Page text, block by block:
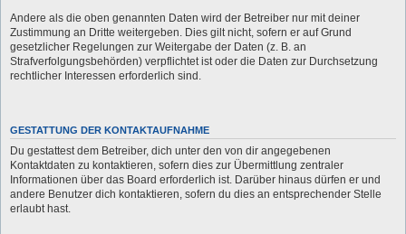
Andere als die oben genannten Daten wird der Betreiber nur mit deiner
Zustimmung an Dritte weitergeben. Dies gilt nicht, sofern er auf Grund
gesetzlicher Regelungen zur Weitergabe der Daten (z. B. an
Strafverfolgungsbehörden) verpflichtet ist oder die Daten zur Durchsetzung
rechtlicher Interessen erforderlich sind.
GESTATTUNG DER KONTAKTAUFNAHME
Du gestattest dem Betreiber, dich unter den von dir angegebenen
Kontaktdaten zu kontaktieren, sofern dies zur Übermittlung zentraler
Informationen über das Board erforderlich ist. Darüber hinaus dürfen er und
andere Benutzer dich kontaktieren, sofern du dies an entsprechender Stelle
erlaubt hast.